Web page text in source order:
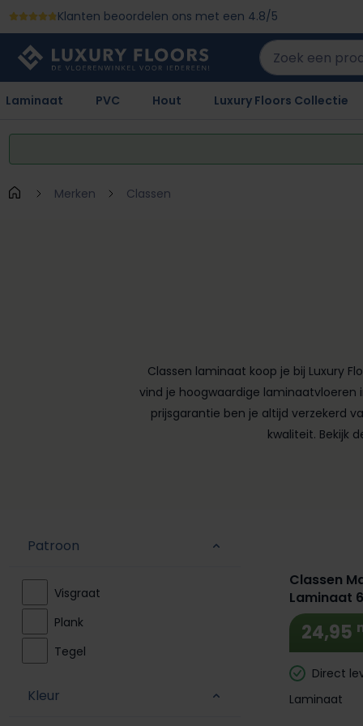
naar de hoofdinhoud
Ga naar de zoekopdracht
Ga naar de hoofdnavigatie
Klanten beoordelen ons met een 4.8/5
Laminaat PVC Hout Luxury Floors Collectie
Merken Classen
Classen laminaat koop je bij Luxury
vind je hoogwaardige laminaatvloeren
prijsgarantie ben je altijd verzekerd
kwaliteit. Bekijk
Patroon
Visgraat
Plank
Tegel
Kleur
Classen
Laminaat
24,95
Direct
Laminaat